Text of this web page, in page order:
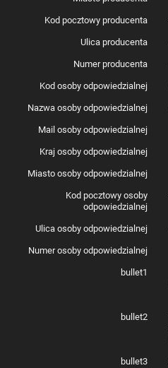
Kod pocztowy producenta
Ulica producenta
Numer producenta
Kod osoby odpowiedzialnej
Nazwa osoby odpowiedzialnej
Mail osoby odpowiedzialnej
Kraj osoby odpowiedzialnej
Miasto osoby odpowiedzialnej
Kod pocztowy osoby
odpowiedzialnej
Ulica osoby odpowiedzialnej
Numer osoby odpowiedzialnej
bullet1
bullet2
bullet3